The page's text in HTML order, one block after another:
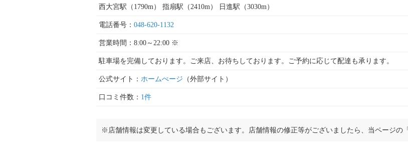
西大宮駅（1790m） 指扇駅（2410m） 日進駅（3030m）
電話番号： 048-620-1132
営業時間：8:00～22:00 ※
駐車場を完備しております。ご来店、お待ちしております。ご予約に応じて配達も承ります。
公式サイト： ホームぺージ （外部サイト）
口コミ件数： 1件
※店舗情報は変更している場合もございます。店舗情報の修正等がございましたら、当ページの「